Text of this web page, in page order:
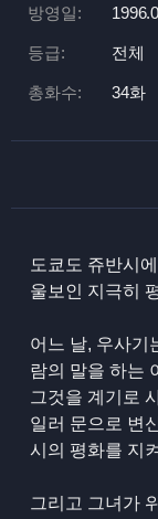
방영일:
등급: 전체
총화수: 34화
도쿄도 쥬반시
울보인 지극히
어느 날, 우사기
람의 말을 하는
그것을 계기로
일러 문으로 변
시의 평화를 지
그리고 그녀가